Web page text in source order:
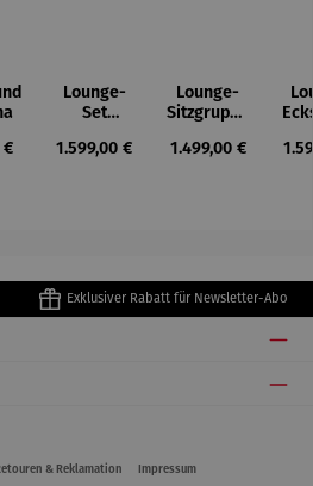
Preis:
€
Lounge-
Set
Regulärer Preis:
1.599,00 €
Lounge-
Sitzgruppe
Regulärer Preis:
1.499,00 €
Exklusiver Rabatt für Newsletter-Abo
& Reklamation Impressum